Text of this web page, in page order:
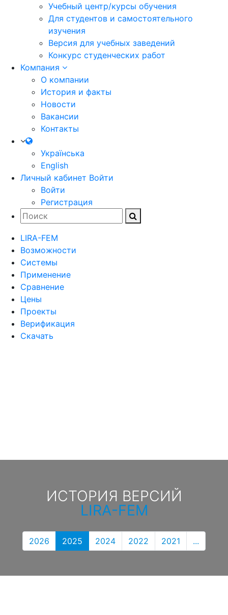
Учебный центр/курсы обучения
Для студентов и самостоятельного
изучения
Версия для учебных заведений
Конкурс студенческих работ
Компания
О компании
История и факты
Новости
Вакансии
Контакты
Українська
English
Личный кабинет Войти
Войти
Регистрация
LIRA-FEM
Возможности
Cистемы
Применение
Сравнение
Цены
Проекты
Верификация
Скачать
ИСТОРИЯ ВЕРСИЙ
LIRA-FEM
2026 2025 2024 2022 2021 ...